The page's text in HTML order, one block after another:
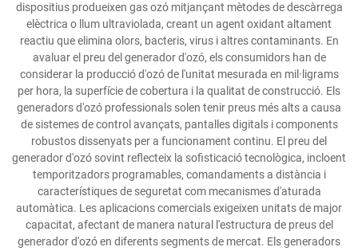
Casos
Contacte
dispositius produeixen gas ozó mitjançant mètodes de descàrrega
elèctrica o llum ultraviolada, creant un agent oxidant altament
reactiu que elimina olors, bacteris, virus i altres contaminants. En
avaluar el preu del generador d'ozó, els consumidors han de
considerar la producció d'ozó de l'unitat mesurada en mil·ligrams
per hora, la superfície de cobertura i la qualitat de construcció. Els
generadors d'ozó professionals solen tenir preus més alts a causa
de sistemes de control avançats, pantalles digitals i components
robustos dissenyats per a funcionament continu. El preu del
generador d'ozó sovint reflecteix la sofisticació tecnològica, incloent
temporitzadors programables, comandaments a distància i
característiques de seguretat com mecanismes d'aturada
automàtica. Les aplicacions comercials exigeixen unitats de major
capacitat, afectant de manera natural l'estructura de preus del
generador d'ozó en diferents segments de mercat. Els generadors